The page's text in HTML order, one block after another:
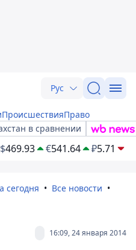
Рус
ПроисшествияПраво
в сравнении
$469.93 €541.64 ₽5.71
сегодня
Все новости
16:09, 24 января 2014